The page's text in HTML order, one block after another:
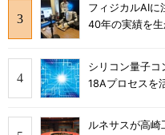
フィジカルAIに
40年の実績を
シリコン量子コ
18Aプロセスを
ルネサスが高崎